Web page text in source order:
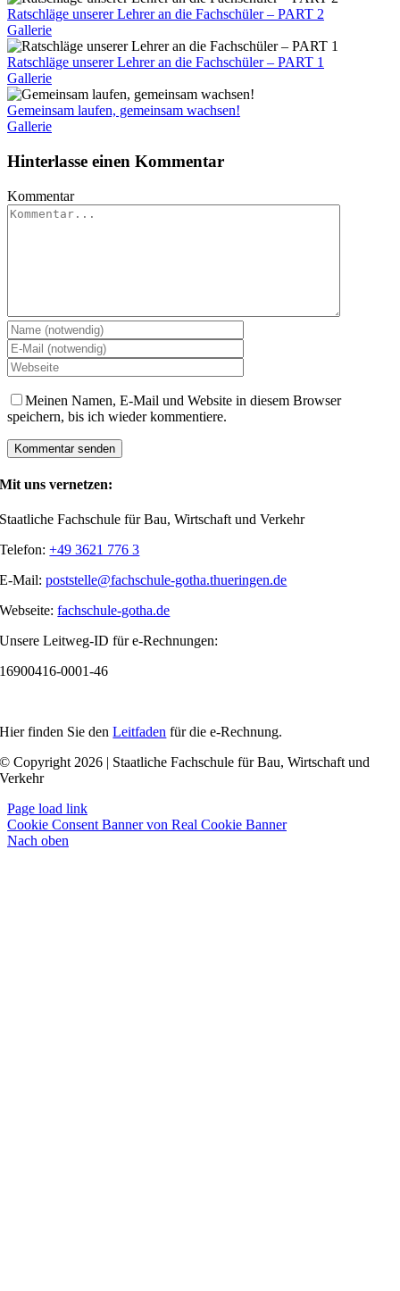
Ratschläge unserer Lehrer an die Fachschüler – PART 2
Gallerie
Ratschläge unserer Lehrer an die Fachschüler – PART 1
Gallerie
Gemeinsam laufen, gemeinsam wachsen!
Gallerie
Hinterlasse einen Kommentar
Kommentar
Meinen Namen, E-Mail und Website in diesem Browser
speichern, bis ich wieder kommentiere.
Mit uns vernetzen:
Staatliche Fachschule für Bau, Wirtschaft und Verkehr
Telefon:+49 3621 776 3
E-Mail:poststelle@fachschule-gotha.thueringen.de
Webseite:fachschule-gotha.de
Unsere Leitweg-ID für e-Rechnungen:
16900416-0001-46
Hier finden Sie denLeitfaden für die e-Rechnung.
© Copyright 2026 | Staatliche Fachschule für Bau, Wirtschaft und
Verkehr
Page load link
Cookie Consent Banner von Real Cookie Banner
Nach oben